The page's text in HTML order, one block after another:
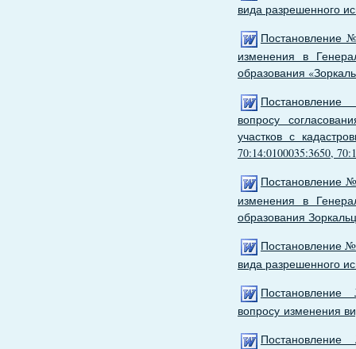
вида разрешенного
Постановление
изменения в
образования
вопросу
участков с
70:14:0100035:3650,
Постановление
изменения в
образования
Постановление
вида разрешенного
вопросу изменения